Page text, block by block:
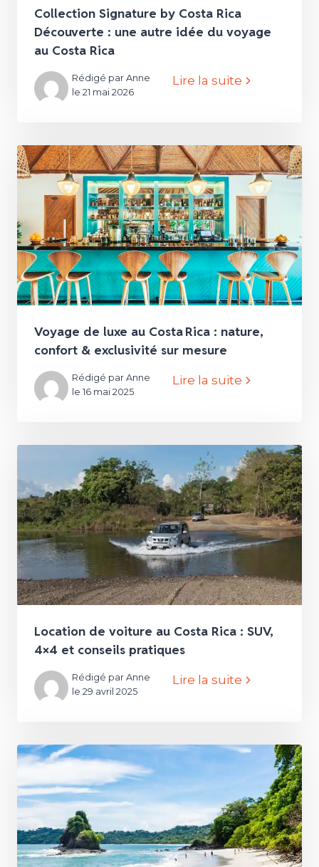
Collection Signature by Costa Rica
Découverte : une autre idée du voyage
au Costa Rica
Rédigé par Anne
le 21 mai 2026
Lire la suite
Voyage de luxe au Costa Rica : nature,
confort & exclusivité sur mesure
Rédigé par Anne
le 16 mai 2025
Lire la suite
Location de voiture au Costa Rica : SUV,
4×4 et conseils pratiques
Rédigé par Anne
le 29 avril 2025
Lire la suite